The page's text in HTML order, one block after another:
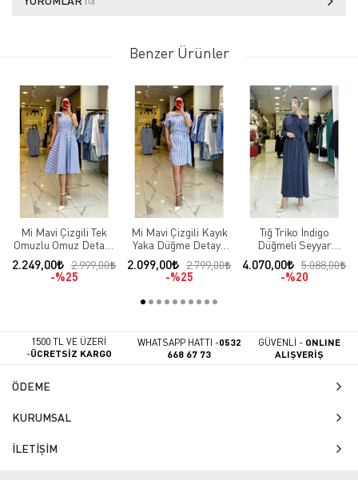
Benzer Ürünler
Mi Mavi Çizgili Tek
Omuzlu Omuz Detaylı
Elbise
2.249,00
2.999,00
%25
Mi Mavi Çizgili Kayık
Yaka Düğme Detaylı
Kuşaklı Elbise
2.099,00
2.799,00
%25
Tığ Triko İndigo
Düğmeli Seyyar
Kuşaklı Fermuar
Detaylı Cepli Elbise
4.070,00
5.088,00
%20
1500 TL VE ÜZERİ
-ÜCRETSİZ KARGO
WHATSAPP HATTI -0532
668 67 73
GÜVENLİ - ONLINE
ALIŞVERİŞ
ÖDEME
KURUMSAL
İLETİŞİM